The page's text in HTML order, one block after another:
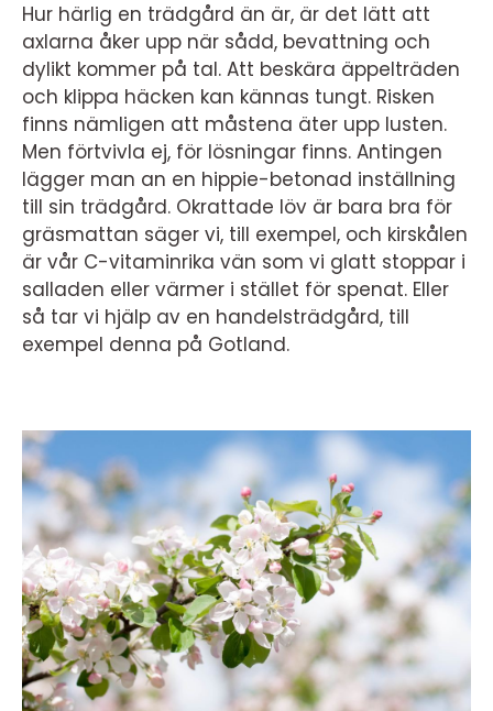
Hur härlig en trädgård än är, är det lätt att
axlarna åker upp när sådd, bevattning och
dylikt kommer på tal. Att beskära äppelträden
och klippa häcken kan kännas tungt. Risken
finns nämligen att måstena äter upp lusten.
Men förtvivla ej, för lösningar finns. Antingen
lägger man an en hippie-betonad inställning
till sin trädgård. Okrattade löv är bara bra för
gräsmattan säger vi, till exempel, och kirskålen
är vår C-vitaminrika vän som vi glatt stoppar i
salladen eller värmer i stället för spenat. Eller
så tar vi hjälp av en handelsträdgård, till
exempel denna på Gotland.